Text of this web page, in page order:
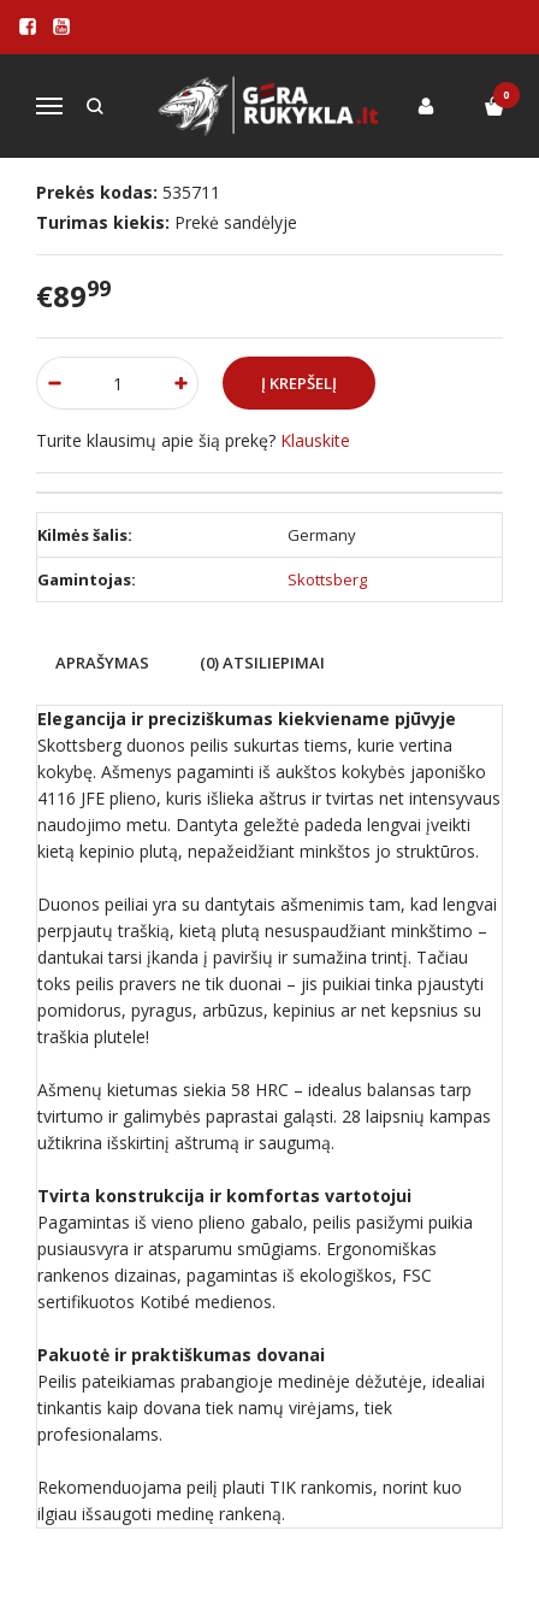
Navigacija
0
Pagrindinis
Duonos peilis Skottsberg 20cm
DUONOS PEILIS SKOTTSBERG 20CM
Prekės kodas: 535711
Turimas kiekis: Prekė sandėlyje
€8999
Turite klausimų apie šią prekę? Klauskite
Kilmės šalis: Germany
Gamintojas: Skottsberg
APRAŠYMAS (0) ATSILIEPIMAI
Elegancija ir preciziškumas kiekviename pjūvyje
Skottsberg duonos peilis sukurtas tiems, kurie vertina
kokybę. Ašmenys pagaminti iš aukštos kokybės japoniško
4116 JFE plieno, kuris išlieka aštrus ir tvirtas net intensyvaus
naudojimo metu. Dantyta geležtė padeda lengvai įveikti
kietą kepinio plutą, nepažeidžiant minkštos jo struktūros.
Duonos peiliai yra su dantytais ašmenimis tam, kad lengvai
perpjautų traškią, kietą plutą nesuspaudžiant minkštimo –
dantukai tarsi įkanda į paviršių ir sumažina trintį. Tačiau
toks peilis pravers ne tik duonai – jis puikiai tinka pjaustyti
pomidorus, pyragus, arbūzus, kepinius ar net kepsnius su
traškia plutele!
Ašmenų kietumas siekia 58 HRC – idealus balansas tarp
tvirtumo ir galimybės paprastai galąsti. 28 laipsnių kampas
užtikrina išskirtinį aštrumą ir saugumą.
Tvirta konstrukcija ir komfortas vartotojui
Pagamintas iš vieno plieno gabalo, peilis pasižymi puikia
pusiausvyra ir atsparumu smūgiams. Ergonomiškas
rankenos dizainas, pagamintas iš ekologiškos, FSC
sertifikuotos Kotibé medienos.
Pakuotė ir praktiškumas dovanai
Peilis pateikiamas prabangioje medinėje dėžutėje, idealiai
tinkantis kaip dovana tiek namų virėjams, tiek
profesionalams.
Rekomenduojama peilį plauti TIK rankomis, norint kuo
ilgiau išsaugoti medinę rankeną.